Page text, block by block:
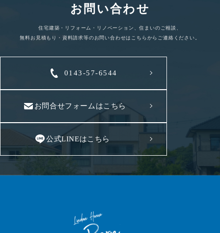
お問い合わせ
住宅建築・リフォーム・リノベーション、住まいのご相談、
無料お見積もり・資料請求等のお問い合わせはこちらからご連絡ください。
0143-57-6544
お問合せフォームはこちら
公式LINEはこちら